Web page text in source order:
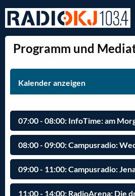
Programm und
Kalender anzeigen
07:00 - 08:00: InfoTime: am
08:00 - 09:00: Campusradio:
09:00 - 11:00: Campusradio:
11:00 - 14:00: RadioArena: Die